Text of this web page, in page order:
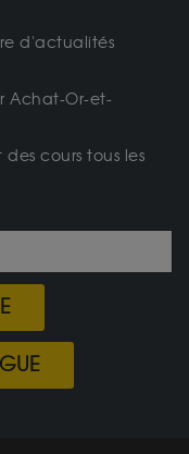
d'actualités
Achat-Or-et-
cours tous les